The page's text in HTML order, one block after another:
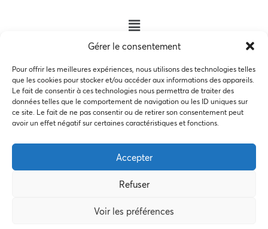
Gérer le consentement
Pour offrir les meilleures expériences, nous utilisons des technologies telles
que les cookies pour stocker et/ou accéder aux informations des appareils.
Le fait de consentir à ces technologies nous permettra de traiter des
données telles que le comportement de navigation ou les ID uniques sur
ce site. Le fait de ne pas consentir ou de retirer son consentement peut
avoir un effet négatif sur certaines caractéristiques et fonctions.
Accepter
Refuser
Voir les préférences
Ce site utilise des cookies pour les statistiques et pour
politique de confidentialité
Accepter
Refuser
Préférences des cookies
NOS AUTRES SITES
COPYRIGHT @ 2026 - INVEST IN BORDEAUX - 32 Allées d'Orléans